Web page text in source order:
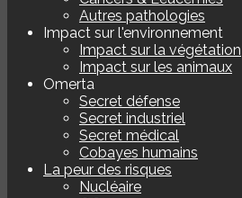
Autres pathologies
Impact sur l'environnement
Impact sur la végétation
Impact sur les animaux
Omerta
Secret défense
Secret industriel
Secret médical
Cobayes humains
La peur des risques
Nucléaire